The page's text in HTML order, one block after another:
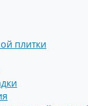
плитки